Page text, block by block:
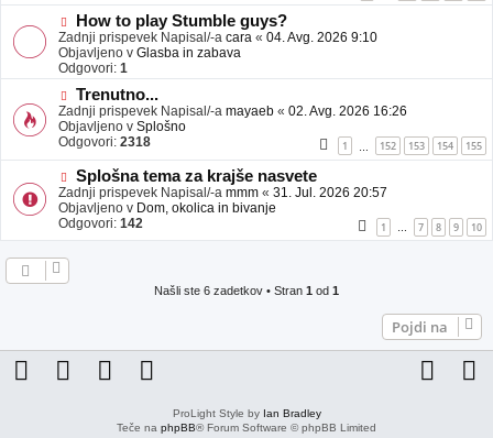
b
a
v
e
N
o
v
e
o
b
j
a
v
e
How to play Stumble guys?
Zadnji prispevek Napisal/-a cara « 04. Avg. 2026 9:10
Objavljeno v Glasba in zabava
Odgovori: 1
N
o
v
e
o
b
a
v
e
Trenutno...
Zadnji prispevek Napisal/-a mayaeb « 02. Avg. 2026 16:26
Objavljeno v Splošno
Odgovori: 2318 1 152 153 154 155
N
o
v
e
o
Splošna tema za krajše nasvete
Zadnji prispevek Napisal/-a mmm « 31. Jul. 2026 20:57
Objavljeno v Dom, okolica in bivanje
Odgovori: 142 1 … 7 8 9 10
Našli ste 6 zadetkov • Stran 1 od 1
Pojdi na
ProLight Style by Ian Bradley
Teče na phpBB® Forum Software © phpBB Limited